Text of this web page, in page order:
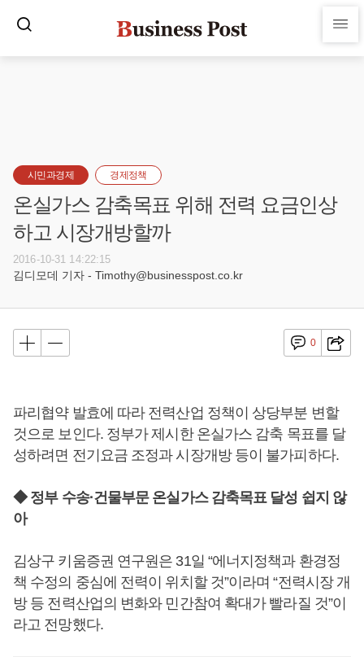
시민과경제 경제정책
온실가스 감축목표 위해 전력 요금인상
하고 시장개방할까
2016-10-31 14:22:15
김디모데 기자 - Timothy@businesspost.co.kr
0
파리협약 발효에 따라 전력산업 정책이 상당부분 변할
것으로 보인다. 정부가 제시한 온실가스 감축 목표를 달
성하려면 전기요금 조정과 시장개방 등이 불가피하다.
◆ 정부 수송·건물부문 온실가스 감축목표 달성 쉽지 않
아
김상구 키움증권 연구원은 31일 “에너지정책과 환경정
책 수정의 중심에 전력이 위치할 것”이라며 “전력시장 개
방 등 전력산업의 변화와 민간참여 확대가 빨라질 것”이
라고 전망했다.